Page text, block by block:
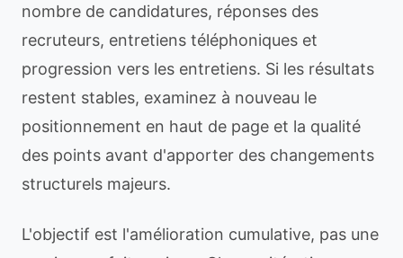
nombre de candidatures, réponses des
recruteurs, entretiens téléphoniques et
progression vers les entretiens. Si les résultats
restent stables, examinez à nouveau le
positionnement en haut de page et la qualité
des points avant d'apporter des changements
structurels majeurs.
L'objectif est l'amélioration cumulative, pas une